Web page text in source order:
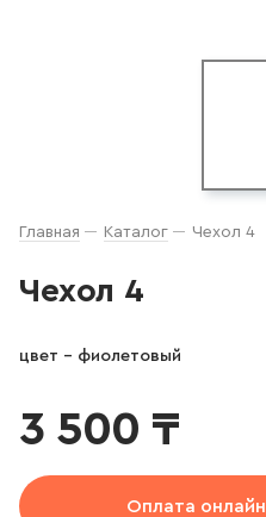
Главная Каталог Чехол 4
Чехол 4
цвет - фиолетовый
3 500 ₸
Оплата онлайн